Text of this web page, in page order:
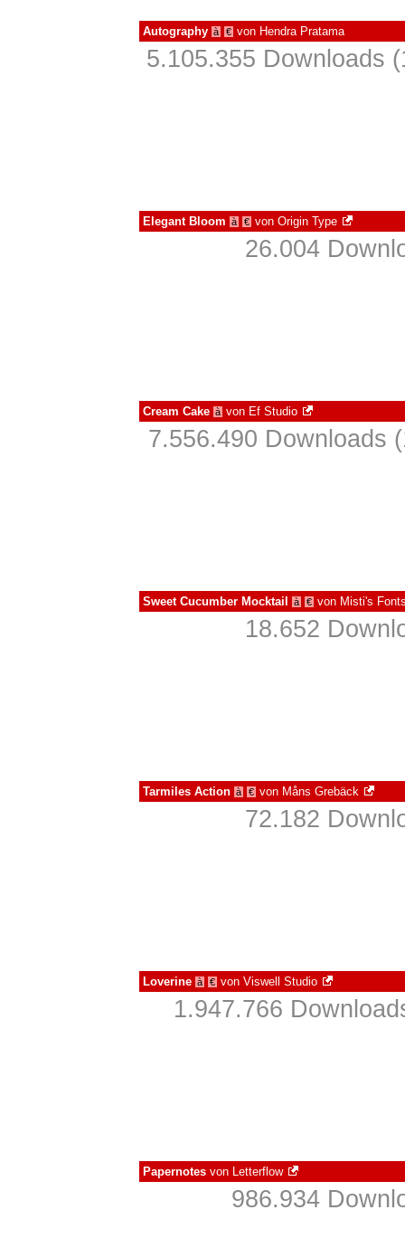
Autography à € von Hendra Pratama
5.105.355 Downloads
Elegant Bloom à € von Origin Type
26.004
Cream Cake à von Ef Studio
7.556.490 Downloads
Sweet Cucumber Mocktail à € von Misti's
18.652
Tarmiles Action à € von Måns Grebäck
72.182
Loverine à € von Viswell Studio
1.947.766
Papernotes von Letterflow
986.934